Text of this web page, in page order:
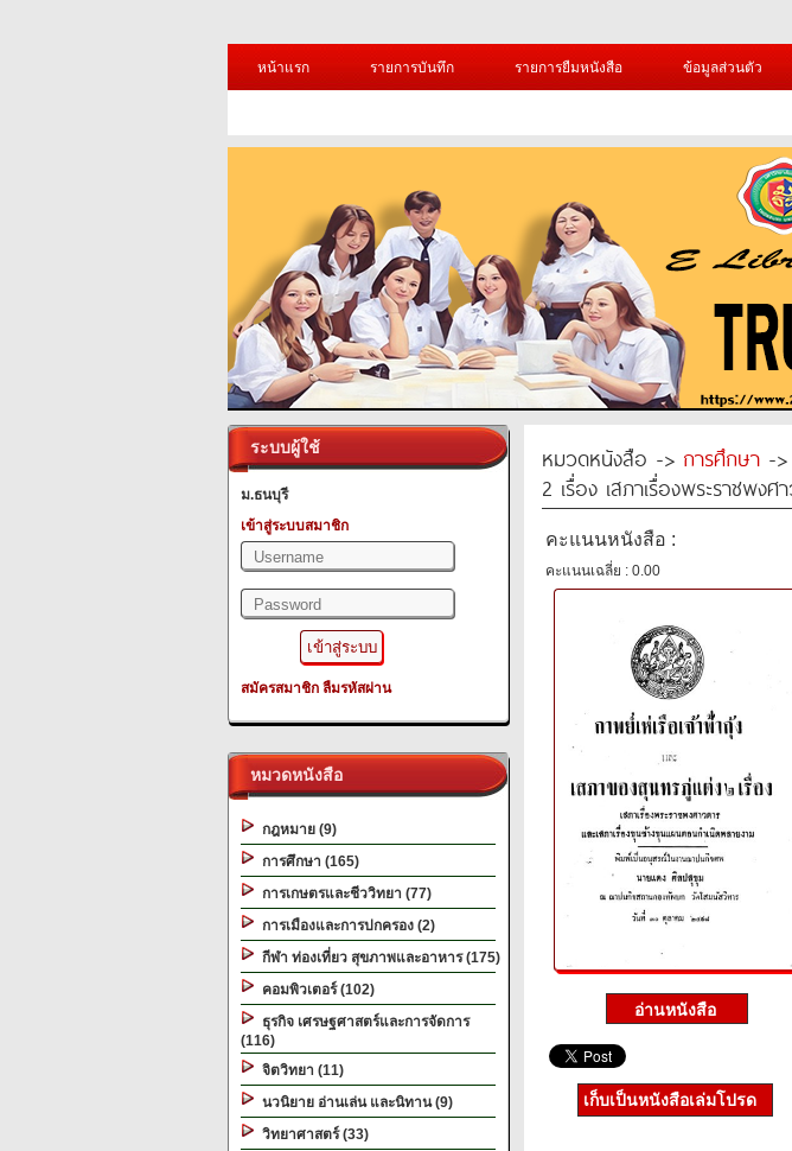
หน้าแรก
รายการบันทึก รายการยืมหนังสือ ข้อมูลส่วนตัว
ระบบผู้ใช้
ม.ธนบุรี
เข้าสู่ระบบสมาชิก
สมัครสมาชิก ลืมรหัสผ่าน
หมวดหนังสือ
กฎหมาย (9)
การศึกษา (165)
การเกษตรและชีววิทยา (77)
การเมืองและการปกครอง (2)
กีฬา ท่องเที่ยว สุขภาพและอาหาร (175)
คอมพิวเตอร์ (102)
ธุรกิจ เศรษฐศาสตร์และการจัดการ
(116)
จิตวิทยา (11)
นวนิยาย อ่านเล่น และนิทาน (9)
วิทยาศาสตร์ (33)
หมวดหนังสือ -> การศึกษา -
2 เรื่อง เสภาเรื่องพระราชพง
คะแนนหนังสือ :
คะแนนเฉลี่ย : 0.00
เก็บเป็นหนังสือเล่มโปรด